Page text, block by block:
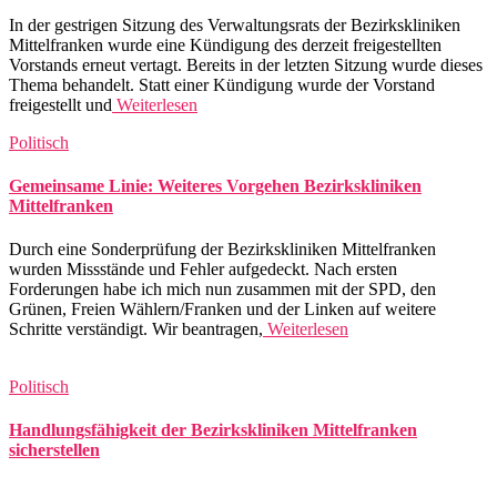
In der gestrigen Sitzung des Verwaltungsrats der Bezirkskliniken
Mittelfranken wurde eine Kündigung des derzeit freigestellten
Vorstands erneut vertagt. Bereits in der letzten Sitzung wurde dieses
Thema behandelt. Statt einer Kündigung wurde der Vorstand
freigestellt und Weiterlesen
Politisch
Gemeinsame Linie: Weiteres Vorgehen Bezirkskliniken
Mittelfranken
Durch eine Sonderprüfung der Bezirkskliniken Mittelfranken
wurden Missstände und Fehler aufgedeckt. Nach ersten
Forderungen habe ich mich nun zusammen mit der SPD, den
Grünen, Freien Wählern/Franken und der Linken auf weitere
Schritte verständigt. Wir beantragen, Weiterlesen
Politisch
Handlungsfähigkeit der Bezirkskliniken Mittelfranken
sicherstellen